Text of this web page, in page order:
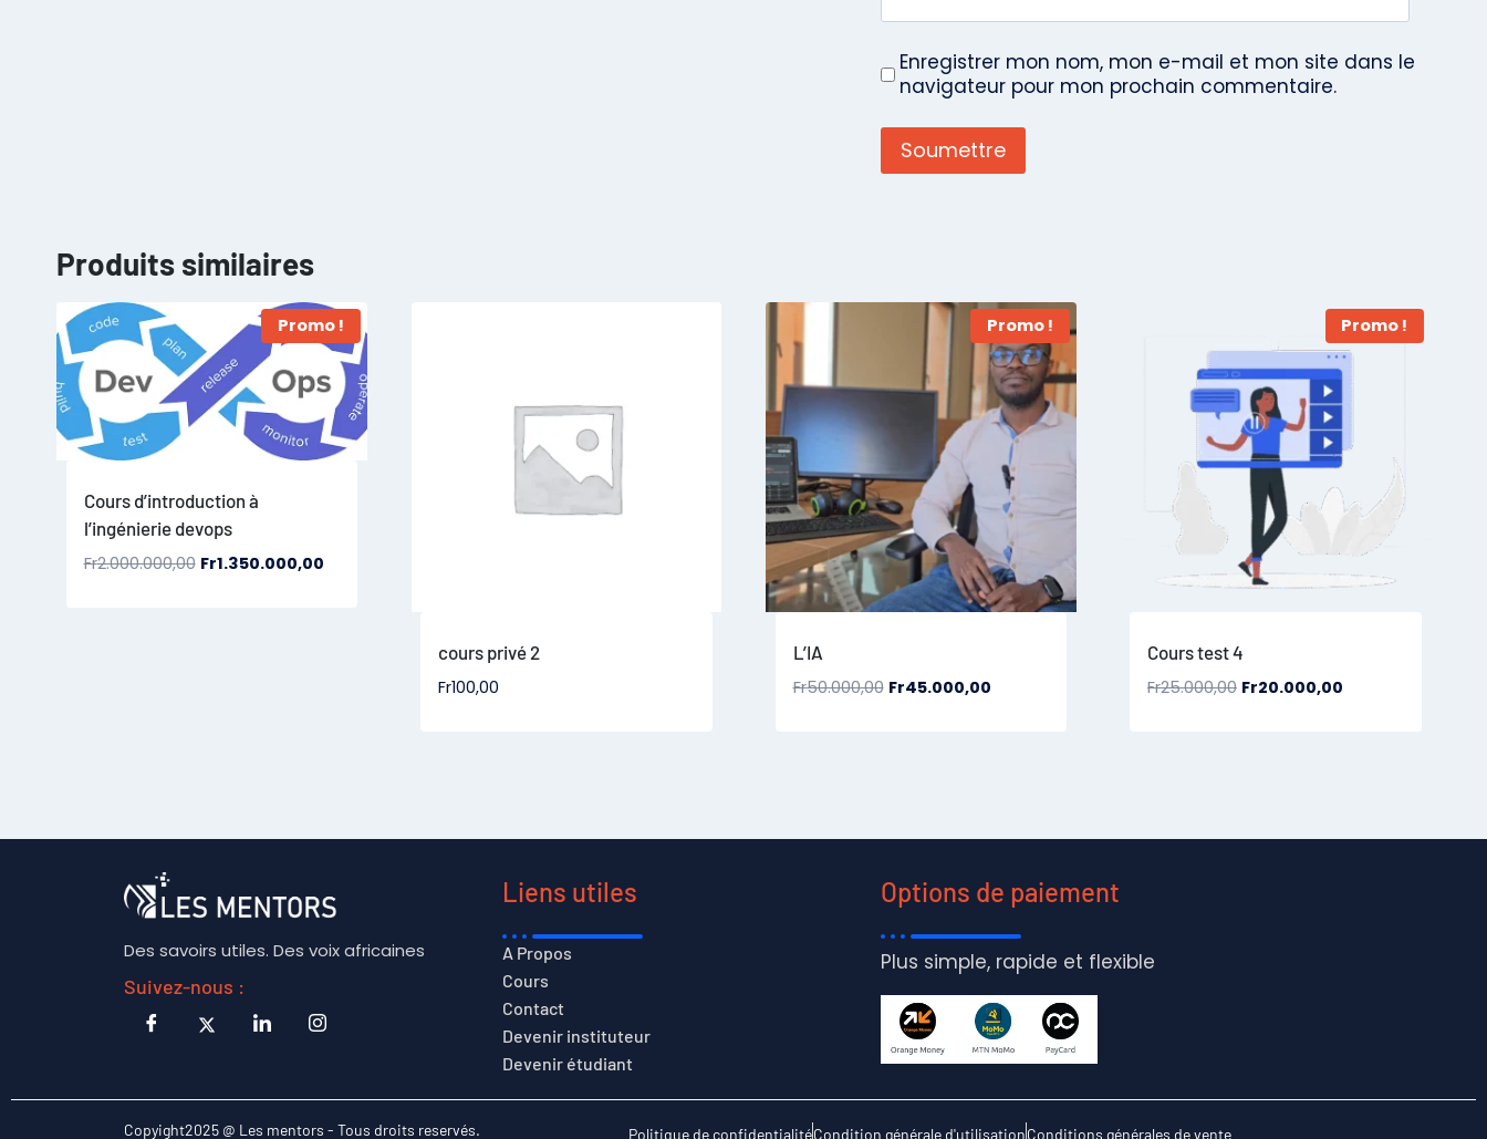
Enregistrer mon nom, mon e-mail et mon site dans le
navigateur pour mon prochain commentaire.
Produits similaires
Promo !
Cours d’introduction à
l’ingénierie devops
Fr2.000.000,00 Fr1.350.000,00
cours privé 2
Fr100,00
Promo !
L’IA
Fr50.000,00 Fr45.000,00
Promo !
Cours test 4
Fr25.000,00 Fr20.000,00
Des savoirs utiles. Des voix africaines
Suivez-nous :
Liens utiles
A Propos
Cours
Contact
Devenir instituteur
Devenir étudiant
Options de paiement
Plus simple, rapide et flexible
Copyight2025 @ Les mentors - Tous droits reservés. Politique de confidentialitéCondition générale d'utilisationConditions générales de vente